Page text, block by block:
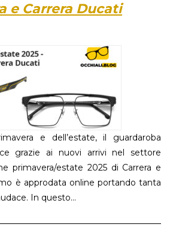
e Carrera Ducati
e dell’estate, il guardaroba
grazie ai nuovi arrivi nel settore
primavera/estate 2025 di Carrera e
è approdata online portando tanta
In questo...